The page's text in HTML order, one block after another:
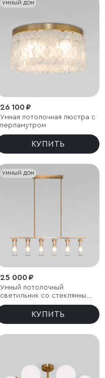
УМНЫЙ ДОМ
26 100 ₽
Умная потолочная люстра с
перламутром
КУПИТЬ
УМНЫЙ ДОМ
25 000 ₽
Умный потолочный
светильник со стеклянными
плафонами
КУПИТЬ